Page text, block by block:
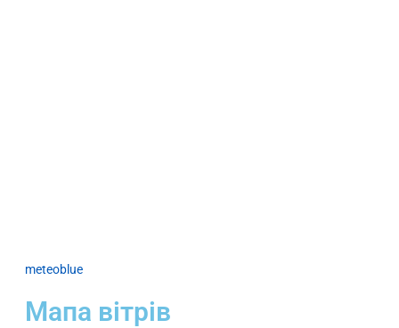
meteoblue
Мапа вітрів